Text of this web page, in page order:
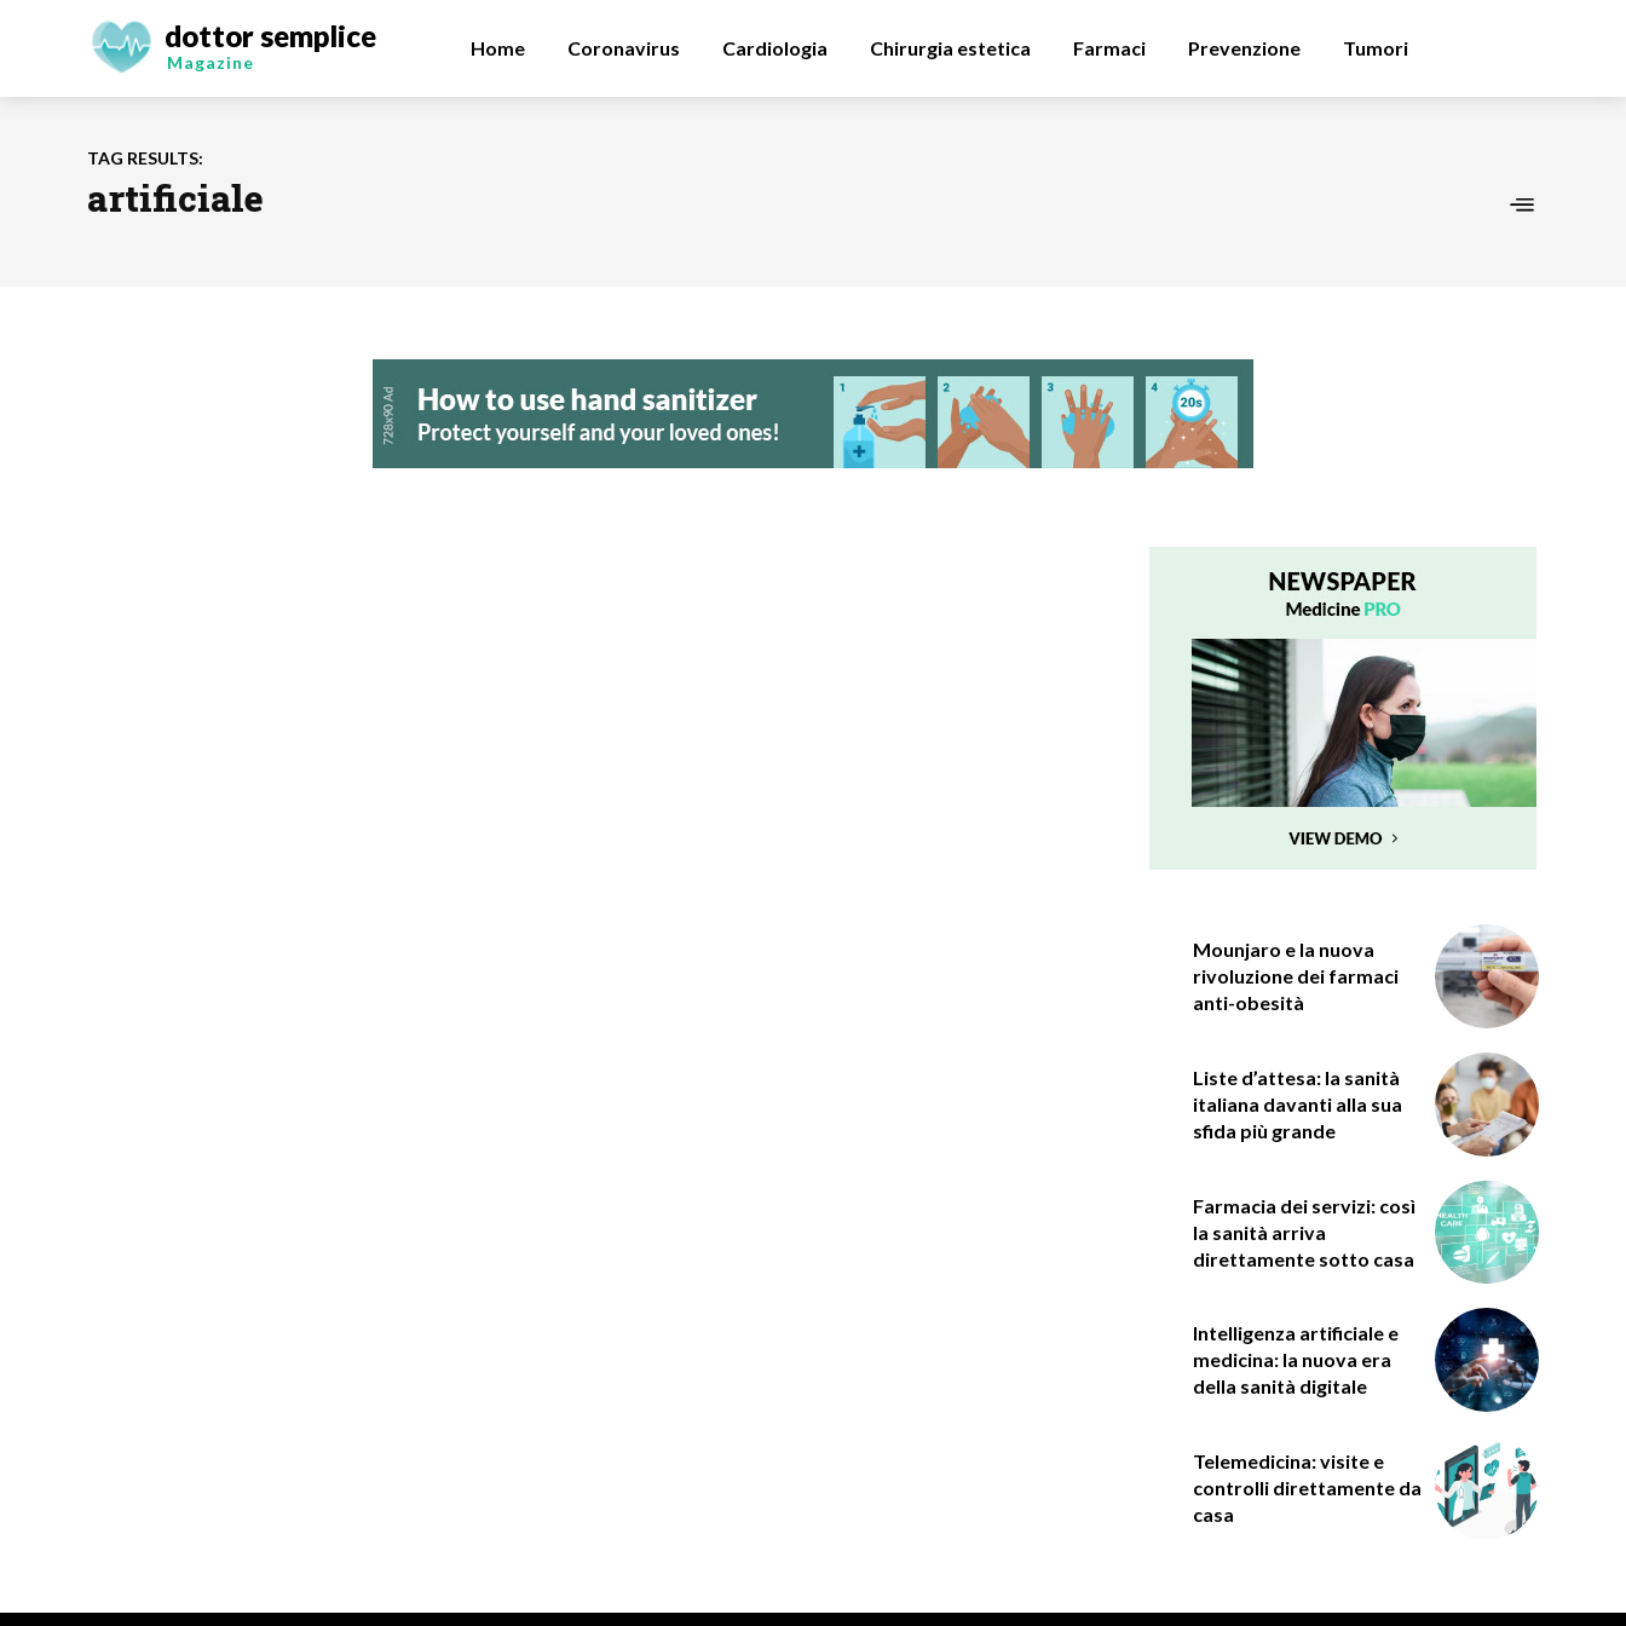
dottor semplice
Magazine
Home Coronavirus Cardiologia Chirurgia estetica Farmaci Prevenzione Tumori
TAG RESULTS:
artificiale
Mounjaro e la nuova
rivoluzione dei farmaci
anti-obesità
Liste d’attesa: la sanità
italiana davanti alla sua
sfida più grande
Farmacia dei servizi: così
la sanità arriva
direttamente sotto casa
Intelligenza artificiale e
medicina: la nuova era
della sanità digitale
Telemedicina: visite e
controlli direttamente da
casa